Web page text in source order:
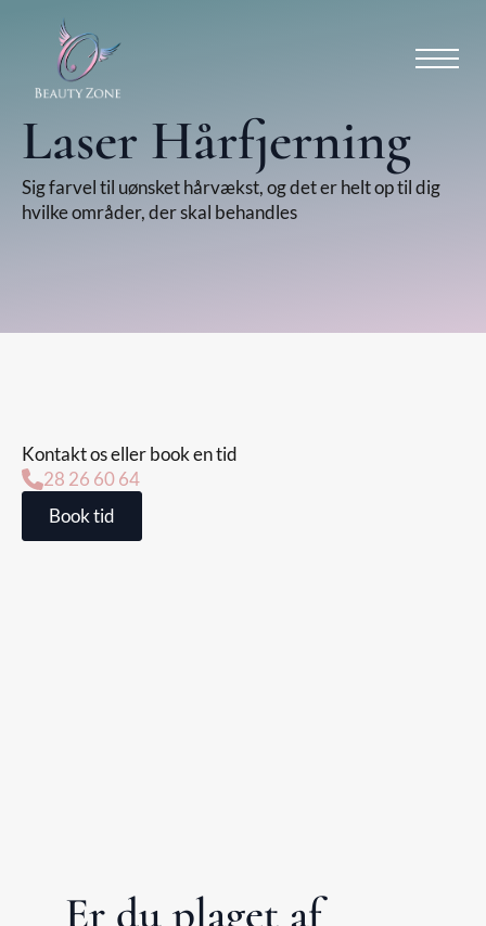
Laser Hårfjerning
Sig farvel til uønsket hårvækst, og det er helt op til dig
hvilke områder, der skal behandles
Kontakt os eller book en tid
28 26 60 64
Book tid
Er du plaget af